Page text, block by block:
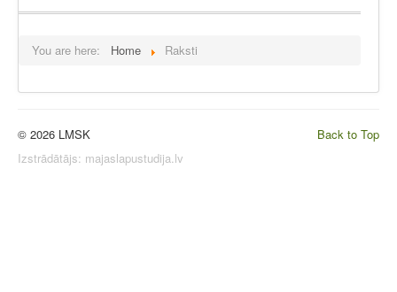
You are here: Home Raksti
Back to Top
© 2026 LMSK
Izstrādātājs: majaslapustudija.lv